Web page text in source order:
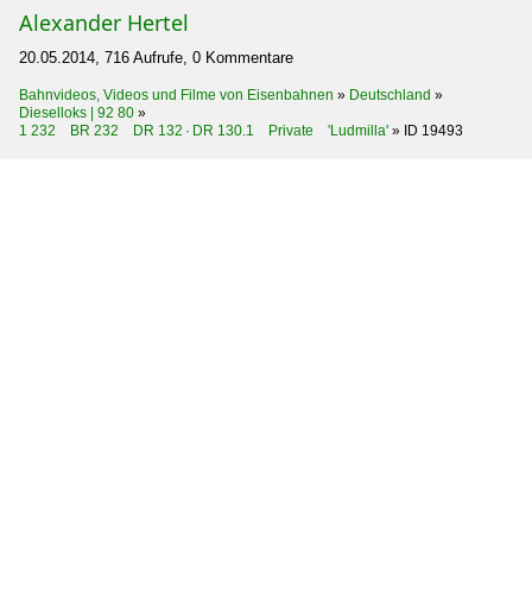
Alexander Hertel
20.05.2014, 716 Aufrufe, 0 Kommentare
Bahnvideos, Videos und Filme von Eisenbahnen » Deutschland »
Dieselloks | 92 80 »
1 232 BR 232 DR 132 · DR 130.1 Private 'Ludmilla' » ID 19493